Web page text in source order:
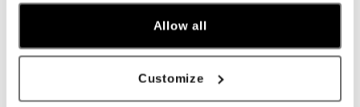
Allow all
Customize
trh.